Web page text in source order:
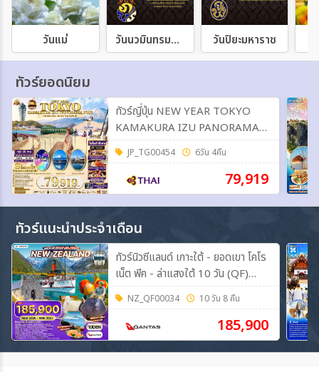
วันแม่ วันนวมินทรมหาราช วันปิยะมหาราช
ทัวร์ยอดนิยม
ทัวร์ญี่ปุ่น NEW YEAR TOKYO
KAMAKURA IZU PANORAMA
FUJI 6วัน 4คืน (TG)
JP_TG00454 6วัน 4คืน
79,919
ทัวร์แนะนำประจำเดือน
ทัวร์นิวซีแลนด์ เกาะใต้ - ยอดเขา โคโร
เน็ต พีค - ล่าแสงใต้ 10 วัน (QF)
MAY - AUG 26
NZ_QF00034 10 วัน 8 คืน
185,900